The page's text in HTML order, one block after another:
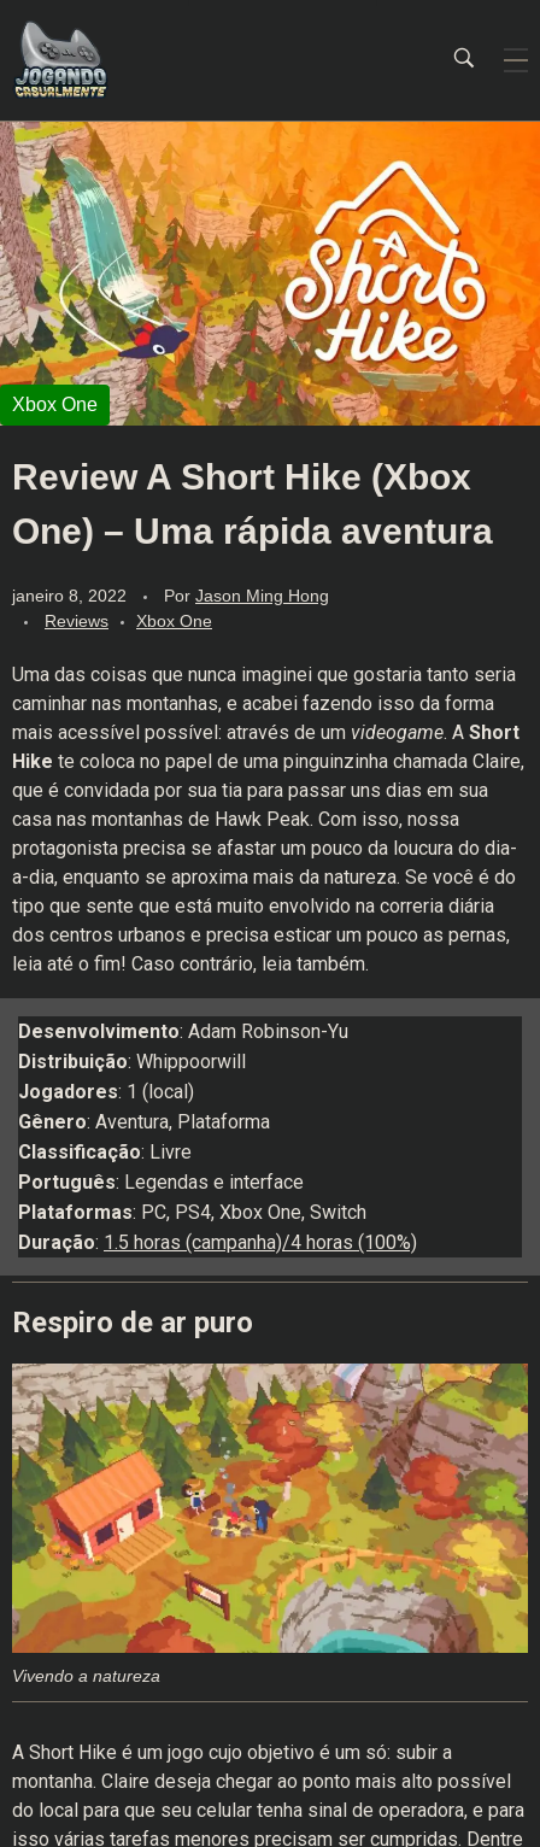
Jogando Casualmente
Conteúdo family friendly sobre games! Desde 2019 analisando jogos.
Review A Short Hike (Xbox
One) – Uma rápida aventura
janeiro 8, 2022 Por Jason Ming Hong
Reviews
Xbox One
Uma das coisas que nunca imaginei que gostaria tanto seria
caminhar nas montanhas, e acabei fazendo isso da forma
mais acessível possível: através de um videogame. A Short
Hike te coloca no papel de uma pinguinzinha chamada Claire,
que é convidada por sua tia para passar uns dias em sua
casa nas montanhas de Hawk Peak. Com isso, nossa
protagonista precisa se afastar um pouco da loucura do dia-
a-dia, enquanto se aproxima mais da natureza. Se você é do
tipo que sente que está muito envolvido na correria diária
dos centros urbanos e precisa esticar um pouco as pernas,
leia até o fim! Caso contrário, leia também.
Desenvolvimento: Adam Robinson-Yu
Distribuição: Whippoorwill
Jogadores: 1 (local)
Gênero: Aventura, Plataforma
Classificação: Livre
Português: Legendas e interface
Plataformas: PC, PS4, Xbox One, Switch
Duração: 1.5 horas (campanha)/4 horas (100%)
Respiro de ar puro
Vivendo a natureza
A Short Hike é um jogo cujo objetivo é um só: subir a
montanha. Claire deseja chegar ao ponto mais alto possível
do local para que seu celular tenha sinal de operadora, e para
isso várias tarefas menores precisam ser cumpridas. Dentre